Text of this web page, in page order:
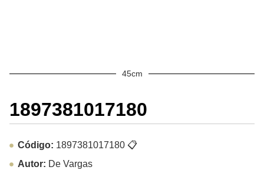
45cm
1897381017180
Código: 1897381017180📋
Autor: De Vargas